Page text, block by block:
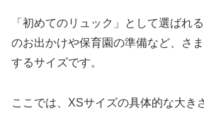
「初めてのリュック」として選ばれ
のお出かけや保育園の準備など、さ
するサイズです。
ここでは、XSサイズの具体的な大き